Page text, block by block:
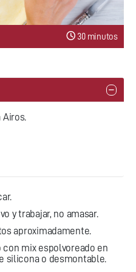
30 minutos
Airos.
y trabajar, no amasar.
aproximadamente.
mix espolvoreado en
silicona o desmontable.